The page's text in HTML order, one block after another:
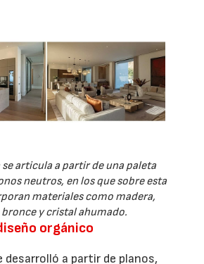
articula a partir de una paleta
neutros, en los que sobre esta
materiales como madera,
y cristal ahumado.
orgánico
desarrolló a partir de planos,